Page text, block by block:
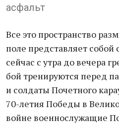
асфальт
Все это пространство
поле представляет
сейчас с утра до вечера
бой тренируются перед
и солдаты Почетного
70-летия Победы в
войне военнослужащие